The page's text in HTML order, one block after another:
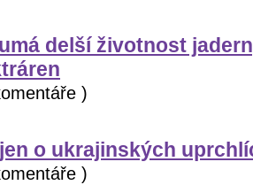
delší životnost
)
o ukrajinských
)